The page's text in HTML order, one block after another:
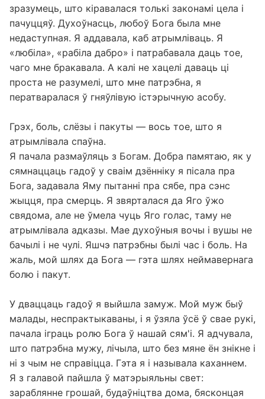
зразумець, што кіравалася толькі законамі цела і
пачуццяў. Духоўнасць, любоў Бога была мне
недаступная. Я аддавала, каб атрымліваць. Я
«любіла», «рабіла дабро» і патрабавала даць тое,
чаго мне бракавала. А калі не хацелі даваць ці
проста не разумелі, што мне патрэбна, я
ператваралася ў гняўлівую істэрычную асобу.
Грэх, боль, слёзы і пакуты — вось тое, што я
атрымлівала спаўна.
Я пачала размаўляць з Богам. Добра памятаю, як у
сямнаццаць гадоў у сваім дзённіку я пісала пра
Бога, задавала Яму пытанні пра сябе, пра сэнс
жыцця, пра смерць. Я звярталася да Яго ўжо
свядома, але не ўмела чуць Яго голас, таму не
атрымлівала адказы. Мае духоўныя вочы і вушы не
бачылі і не чулі. Яшчэ патрэбны былі час і боль. На
жаль, мой шлях да Бога — гэта шлях неймавернага
болю і пакут.
У дваццаць гадоў я выйшла замуж. Мой муж быў
малады, неспрактыкаваны, і я ўзяла ўсё ў свае рукі,
пачала іграць ролю Бога ў нашай сям'і. Я адчувала,
што патрэбна мужу, лічыла, што без мяне ён знікне і
ні з чым не справіцца. Гэта я і называла каханнем.
Я з галавой пайшла ў матэрыяльны свет:
зараблянне грошай, будаўніцтва дома, бясконцая